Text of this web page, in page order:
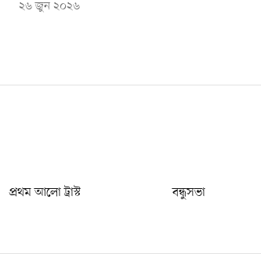
২৬ জুন ২০২৬
প্রথম আলো ট্রাস্ট বন্ধুসভা